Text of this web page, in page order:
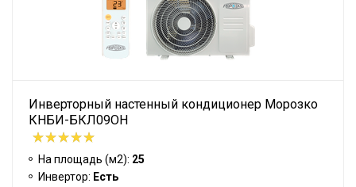
Инверторный настенный кондиционер Морозко
КНБИ-БКЛ09ОН
На площадь (м2): 25
Инвертор: Есть